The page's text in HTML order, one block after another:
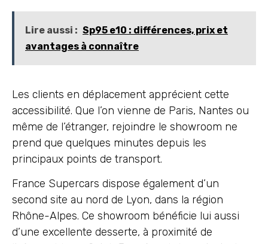
Lire aussi : Sp95 e10 : différences, prix et
avantages à connaître
Les clients en déplacement apprécient cette
accessibilité. Que l’on vienne de Paris, Nantes ou
même de l’étranger, rejoindre le showroom ne
prend que quelques minutes depuis les
principaux points de transport.
France Supercars dispose également d’un
second site au nord de Lyon, dans la région
Rhône-Alpes. Ce showroom bénéficie lui aussi
d’une excellente desserte, à proximité de